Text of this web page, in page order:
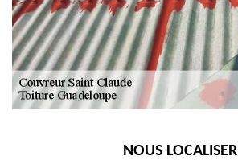
NOUS LOCALISER